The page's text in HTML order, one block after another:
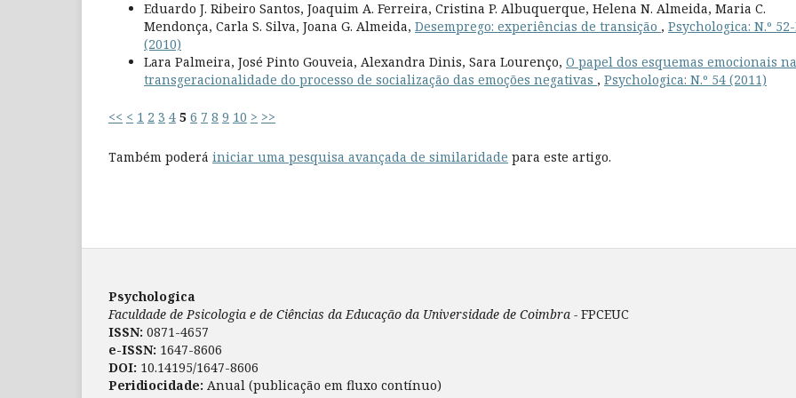
Eduardo J. Ribeiro Santos, Joaquim A. Ferreira, Cristina P. Albuquerque, Helena N. Almeida, Maria C.
Mendonça, Carla S. Silva, Joana G. Almeida, Desemprego: experiências de transição , Psychologica: N.º
(2010)
Lara Palmeira, José Pinto Gouveia, Alexandra Dinis, Sara Lourenço, O papel dos esquemas emocionais na
transgeracionalidade do processo de socialização das emoções negativas , Psychologica: N.º 54 (2011)
<< < 1 2 3 4 5 6 7 8 9 10 > >>
Também poderá iniciar uma pesquisa avançada de similaridade para este artigo.
Psychologica
Faculdade de Psicologia e de Ciências da Educação da Universidade de Coimbra - FPCEUC
ISSN: 0871-4657
e-ISSN: 1647-8606
DOI: 10.14195/1647-8606
Peridiocidade: Anual (publicação em fluxo contínuo)